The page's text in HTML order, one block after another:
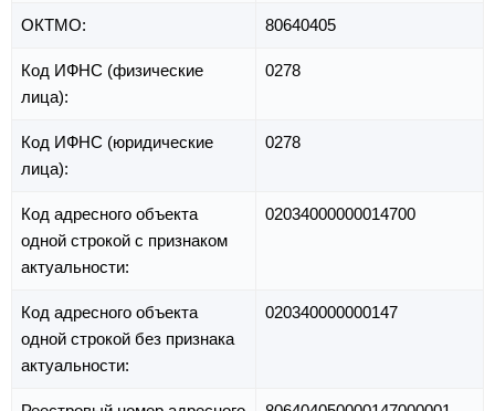
ОКТМО: 80640405
Код ИФНС (физические
лица):
0278
Код ИФНС (юридические
лица):
0278
Код адресного объекта
одной строкой с признаком
актуальности:
02034000000014700
Код адресного объекта
одной строкой без признака
актуальности:
020340000000147